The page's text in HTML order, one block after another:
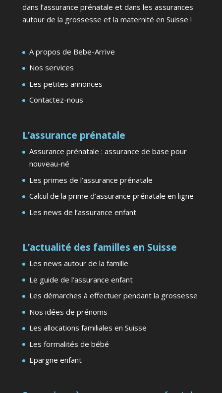
dans l’assurance prénatale et dans les assurances
autour de la grossesse et la maternité en Suisse !
A propos de Bebe-Arrive
Nos services
Les petites annonces
Contactez-nous
L’assurance prénatale
Assurance prénatale : assurance de base pour
nouveau-né
Les primes de l’assurance prénatale
Calcul de la prime d’assurance prénatale en ligne
Les news de l’assurance enfant
L’actualité des familles en Suisse
Les news autour de la famille
Le guide de l’assurance enfant
Les démarches à effectuer pendant la grossesse
Nos idées de prénoms
Les allocations familiales en Suisse
Les formalités de bébé
Epargne enfant